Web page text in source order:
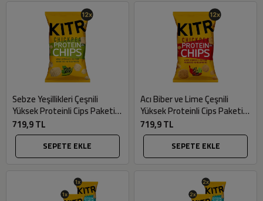
Sebze Yeşillikleri Çeşnili
Yüksek Proteinli Cips Paketi
(Yüksek Protein, 12 adet x
50gr) - Kıtr
719,9 TL
SEPETE EKLE
Acı Biber ve Lime Çeşnili
Yüksek Proteinli Cips Paketi
(Yüksek Protein, 12 adet x
50gr) - Kıtr
719,9 TL
SEPETE EKLE